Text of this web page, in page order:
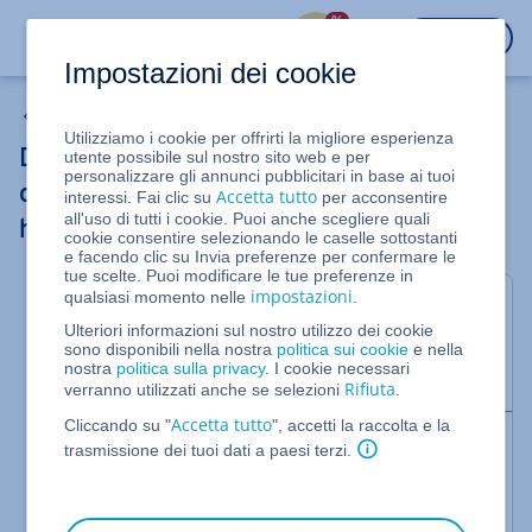
%
Diagnosi e sostituzione di un disco rigido
difettoso (Server Dedicato Windows con
hardware RAID)
In questo articolo ti spieghiamo come identificare
un disco rigido difettoso e preparare il server alla
sua sostituzione.
Nota bene:
operativo Linux. Se hai domande o hai bisogno di
Impostazioni dei cookie
Utilizziamo i cookie per offrirti la migliore esperienza
utente possibile sul nostro sito web e per
personalizzare gli annunci pubblicitari in base ai tuoi
interessi. Fai clic suAccetta tutto per acconsentire
all'uso di tutti i cookie. Puoi anche scegliere quali
cookie consentire selezionando le caselle sottostanti
e facendo clic su Invia preferenze per confermare le
tue scelte. Puoi modificare le tue preferenze in
qualsiasi momento nelle impostazioni
Ulteriori informazioni sul nostro utilizzo dei cookie
sono disponibili nella nostra politica sui cookie e nella
nostra politica sulla privacy. I cookie necessari
verranno utilizzati anche se selezioni Rifiuta
Cliccando su "Accetta tutto", accetti la raccolta e la
trasmissione dei tuoi dati a paesi terzi.